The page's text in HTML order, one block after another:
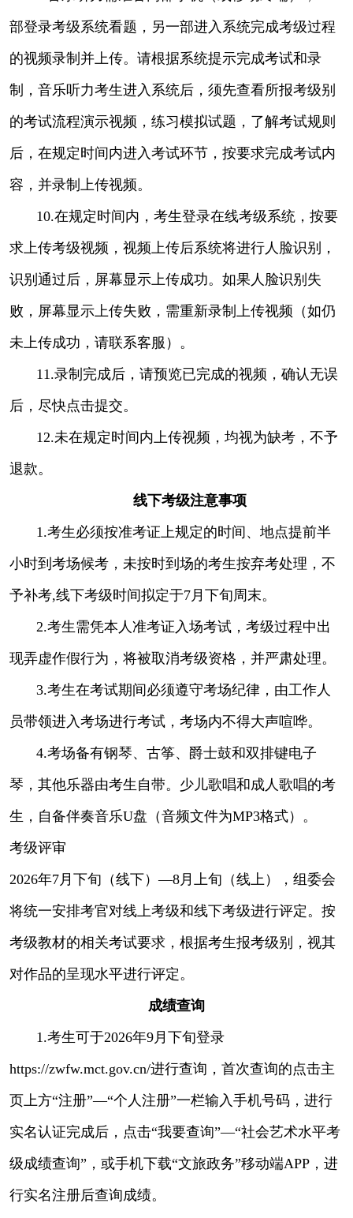
部登录考级系统看题，另一部进入系统完成考级过程
的视频录制并上传。请根据系统提示完成考试和录
制，音乐听力考生进入系统后，须先查看所报考级别
的考试流程演示视频，练习模拟试题，了解考试规则
后，在规定时间内进入考试环节，按要求完成考试内
容，并录制上传视频。
10.在规定时间内，考生登录在线考级系统，按要
求上传考级视频，视频上传后系统将进行人脸识别，
识别通过后，屏幕显示上传成功。如果人脸识别失
败，屏幕显示上传失败，需重新录制上传视频（如仍
未上传成功，请联系客服）。
11.录制完成后，请预览已完成的视频，确认无误
后，尽快点击提交。
12.未在规定时间内上传视频，均视为缺考，不予
退款。
线下考级注意事项
1.考生必须按准考证上规定的时间、地点提前半
小时到考场候考，未按时到场的考生按弃考处理，不
予补考,线下考级时间拟定于7月下旬周末。
2.考生需凭本人准考证入场考试，考级过程中出
现弄虚作假行为，将被取消考级资格，并严肃处理。
3.考生在考试期间必须遵守考场纪律，由工作人
员带领进入考场进行考试，考场内不得大声喧哗。
4.考场备有钢琴、古筝、爵士鼓和双排键电子
琴，其他乐器由考生自带。少儿歌唱和成人歌唱的考
生，自备伴奏音乐U盘（音频文件为MP3格式）。
考级评审
2026年7月下旬（线下）—8月上旬（线上），组委会
将统一安排考官对线上考级和线下考级进行评定。按
考级教材的相关考试要求，根据考生报考级别，视其
对作品的呈现水平进行评定。
成绩查询
1.考生可于2026年9月下旬登录
https://zwfw.mct.gov.cn/进行查询，首次查询的点击主
页上方“注册”—“个人注册”一栏输入手机号码，进行
实名认证完成后，点击“我要查询”—“社会艺术水平考
级成绩查询”，或手机下载“文旅政务”移动端APP，进
行实名注册后查询成绩。